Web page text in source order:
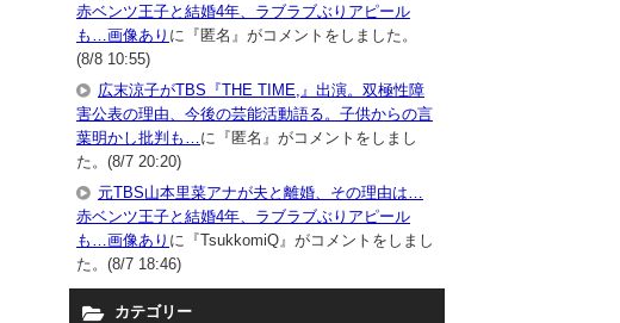
赤ベンツ王子と結婚4年、ラブラブぶりアピール
も…画像あり に『匿名』がコメントをしました。
(8/8 10:55)
広末涼子がTBS『THE TIME,』出演。双極性障
害公表の理由、今後の芸能活動語る。子供からの言
葉明かし批判も… に『匿名』がコメントをしまし
た。(8/7 20:20)
元TBS山本里菜アナが夫と離婚、その理由は…
赤ベンツ王子と結婚4年、ラブラブぶりアピール
も…画像あり に『TsukkomiQ』がコメントをしまし
た。(8/7 18:46)
カテゴリー